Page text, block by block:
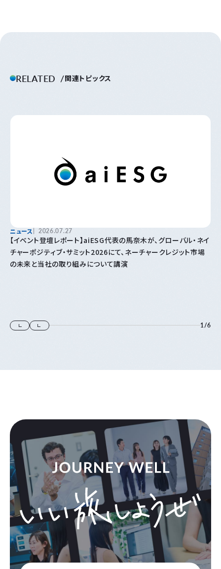
RELATED 関連トピックス
ニュース 2026.07.27
【イベント登壇レポート】aiESG代表の馬奈木が、グローバル・ネイ
チャーポジティブ・サミット2026にて、ネーチャークレジット市場
の未来と当社の取り組みについて講演
1/6